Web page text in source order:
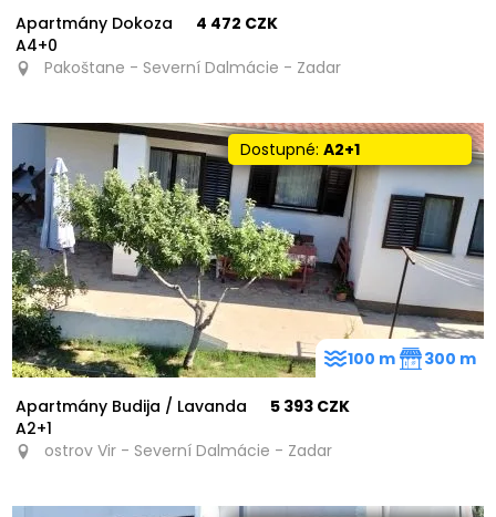
Apartmány Dokoza
A4+0
4 472 CZK
Pakoštane - Severní Dalmácie - Zadar
Dostupné:A2+1
Apartmány Budija / Lavanda
A2+1
5 393 CZK
ostrov Vir - Severní Dalmácie - Zadar
100 m 300 m